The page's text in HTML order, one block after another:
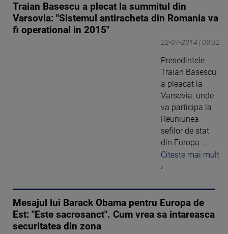
Traian Basescu a plecat la summitul din
Varsovia: "Sistemul antiracheta din Romania va
fi operational in 2015"
22-07-2014 | 09:32
Presedintele
Traian Basescu
a pleacat la
Varsovia, unde
va participa la
Reuniunea
sefilor de stat
din Europa ...
Citeste mai mult
›
Mesajul lui Barack Obama pentru Europa de
Est: "Este sacrosanct". Cum vrea sa intareasca
securitatea din zona